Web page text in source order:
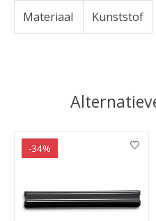
Materiaal Kunststof
Items van productcarrousel
-34%